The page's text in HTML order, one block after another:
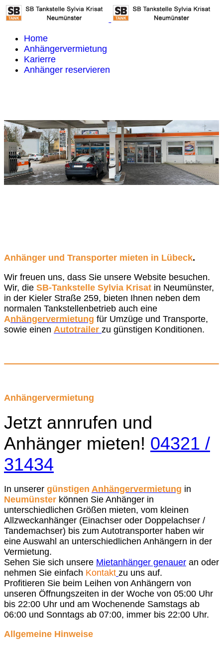
Home
Anhängervermietung
Karierre
Anhänger reservieren
Anhänger und Transporter mieten in Lübeck.
Wir freuen uns, dass Sie unsere Website besuchen.
Wir, die SB-Tankstelle Sylvia Krisat in Neumünster,
in der Kieler Straße 259, bieten Ihnen neben dem
normalen Tankstellenbetrieb auch eine
Anhängervermietung für Umzüge und Transporte,
sowie einen Autotrailer zu günstigen Konditionen.
Anhängervermietung
Jetzt annrufen und
Anhänger mieten! 04321 /
31434
In unserer günstigen Anhängervermietung in
Neumünster können Sie Anhänger in
unterschiedlichen Größen mieten, vom kleinen
Allzweckanhänger (Einachser oder Doppelachser /
Tandemachser) bis zum Autotransporter haben wir
eine Auswahl an unterschiedlichen Anhängern in der
Vermietung.
Sehen Sie sich unsere Mietanhänger genauer an oder
nehmen Sie einfach Kontakt zu uns auf.
Profitieren Sie beim Leihen von Anhängern von
unseren Öffnungszeiten in der Woche von 05:00 Uhr
bis 22:00 Uhr und am Wochenende Samstags ab
06:00 und Sonntags ab 07:00, immer bis 22:00 Uhr.
Allgemeine Hinweise